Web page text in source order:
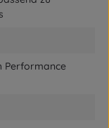
Performance